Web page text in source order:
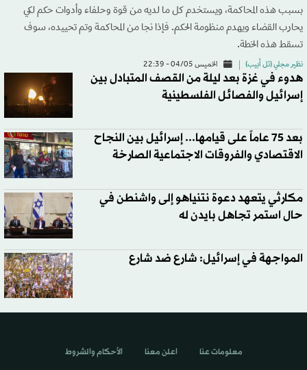
بسبب هذه المحاكمة، ويستخدم كل ما لديه من قوة وحلفاء وأدوات حكم لكي
يحارب القضاء ويهدم منظومة الحكم. فإذا نجا من المحاكمة وتم تحييده، سوف
تسقط هذه الخطة.
نظير مجلي (تل أبيب) الخميس 04/05 - 22:39
هدوء في غزة بعد ليلة من القصف المتبادل بين
إسرائيل والفصائل الفلسطينية
بعد 75 عاماً على قيامها... إسرائيل بين النجاح
الاقتصادي والفروقات الاجتماعية الصارخة
مكارثي يتعهد دعوة نتنياهو إلى واشنطن في
حال استمر تجاهل بايدن له
المواجهة في إسرائيل: شارع ضد شارع
معلومات عنا اعلن معنا الأحكام والشروط